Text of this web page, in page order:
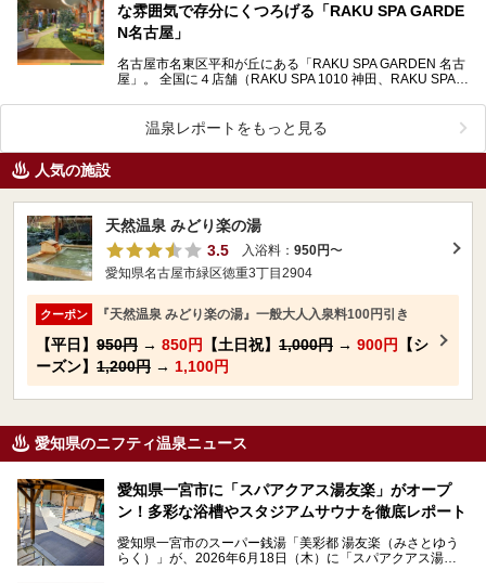
な雰囲気で存分にくつろげる「RAKU SPA GARDE
N名古屋」
名古屋市名東区平和が丘にある「RAKU SPA GARDEN 名古
屋」。 全国に４店舗（RAKU SPA 1010 神田、RAKU SPA
温泉レポートをもっと見る
人気の施設
天然温泉 みどり楽の湯
3.5
入浴料： 950円〜
愛知県名古屋市緑区徳重3丁目2904
クーポン 『天然温泉 みどり楽の湯』一般大人入泉料100円引き
【平日】 950円 → 850円 【土日祝】 1,000円 → 900円
【シ
ーズン】 1,200円 → 1,100円
愛知県のニフティ温泉ニュース
愛知県一宮市に「スパアクアス湯友楽」がオープ
ン！多彩な浴槽やスタジアムサウナを徹底レポート
愛知県一宮市のスーパー銭湯「美彩都 湯友楽（みさとゆう
らく）」が、2026年6月18日（木）に「スパアクアス湯友